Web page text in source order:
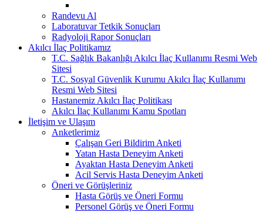
Randevu Al
Laboratuvar Tetkik Sonuçları
Radyoloji Rapor Sonuçları
Akılcı İlaç Politikamız
T.C. Sağlık Bakanlığı Akılcı İlaç Kullanımı Resmi Web
Sitesi
T.C. Sosyal Güvenlik Kurumu Akılcı İlaç Kullanımı
Resmi Web Sitesi
Hastanemiz Akılcı İlaç Politikası
Akılcı İlaç Kullanımı Kamu Spotları
İletişim ve Ulaşım
Anketlerimiz
Çalışan Geri Bildirim Anketi
Yatan Hasta Deneyim Anketi
Ayaktan Hasta Deneyim Anketi
Acil Servis Hasta Deneyim Anketi
Öneri ve Görüşleriniz
Hasta Görüş ve Öneri Formu
Personel Görüş ve Öneri Formu